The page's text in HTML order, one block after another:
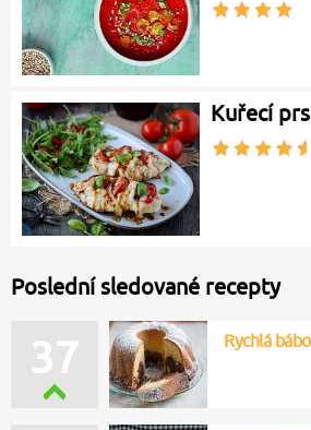
Kuřecí
Poslední sledované recepty
37 Rychlá